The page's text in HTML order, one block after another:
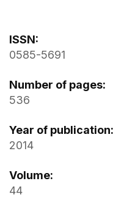
ISSN:
0585-5691
Number of pages:
536
Year of publication:
2014
Volume:
44